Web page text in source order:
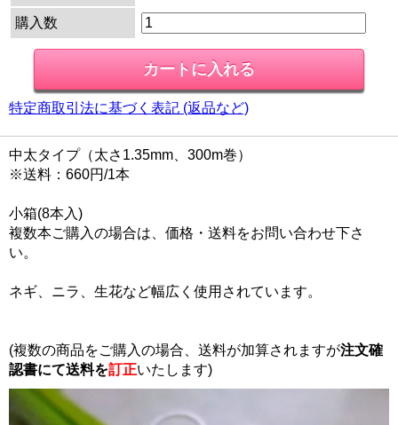
購入数
特定商取引法に基づく表記 (返品など)
中太タイプ（太さ1.35mm、300m巻）
※送料：660円/1本
小箱(8本入)
複数本ご購入の場合は、価格・送料をお問い合わせ下さ
い。
ネギ、ニラ、生花など幅広く使用されています。
(複数の商品をご購入の場合、送料が加算されますが注文確
認書にて送料を訂正いたします)